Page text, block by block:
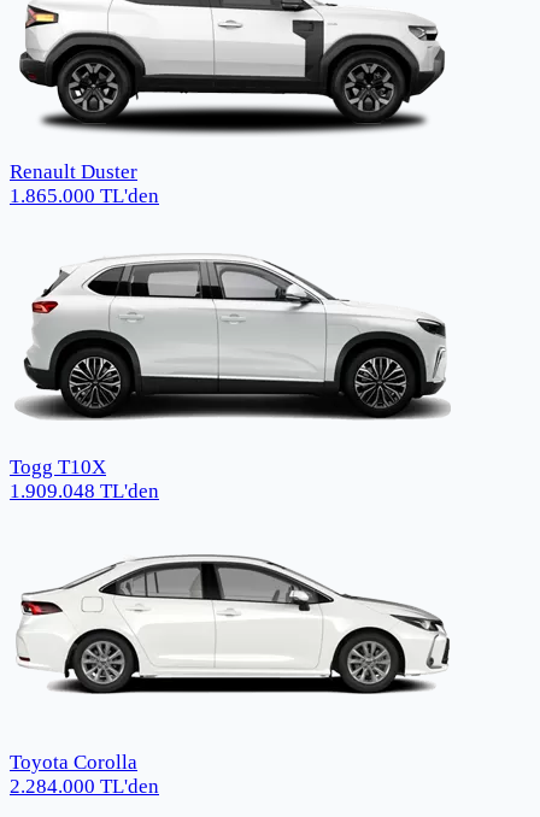
Renault Duster
1.865.000 TL'den
Togg T10X
1.909.048 TL'den
Toyota Corolla
2.284.000 TL'den